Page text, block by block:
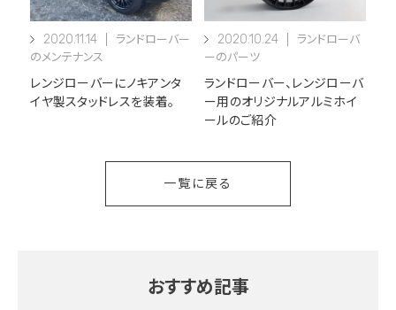
2020.11.14
ランドローバー
のメンテナンス
レンジローバーにノキアンタ
イヤ製スタッドレスを装着。
2020.10.24
ランドローバ
ーのパーツ
ランドローバー、レンジローバ
ー用のオリジナルアルミホイ
ールのご紹介
一覧に戻る
おすすめ記事